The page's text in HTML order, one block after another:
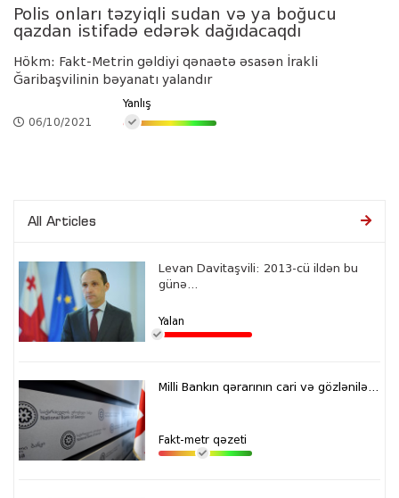
Polis onları təzyiqli sudan və ya boğucu
qazdan istifadə edərək dağıdacaqdı
Hökm: Fakt-Metrin gəldiyi qənaətə əsasən İrakli
Ğaribaşvilinin bəyanatı yalandır
06/10/2021
Yanlış
All Articles
Levan Davitaşvili: 2013-cü ildən bu
günə...
Yalan
Milli Bankın qərarının cari və gözlənilə...
Fakt-metr qəzeti